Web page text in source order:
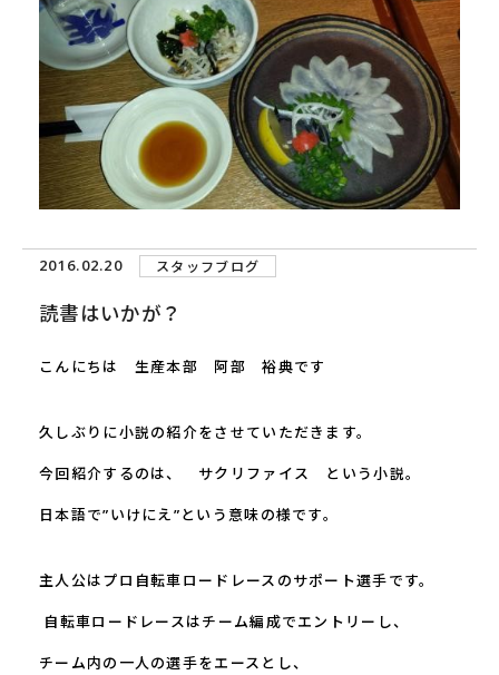
2016.02.20 スタッフブログ
読書はいかが？
こんにちは 生産本部 阿部 裕典です
久しぶりに小説の紹介をさせていただきます。
今回紹介するのは、 サクリファイス という小説。
日本語で”いけにえ”という意味の様です。
主人公はプロ自転車ロードレースのサポート選手です。
自転車ロードレースはチーム編成でエントリーし、
チーム内の一人の選手をエースとし、